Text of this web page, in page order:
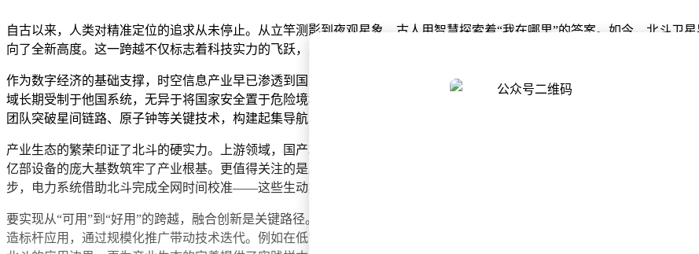
宁波二手手机选购指南：八年从业者揭秘实力平台，教你避开陷阱选好机
自古以来，人类对精准定位的追求从未停止。从立竿测影到夜观星象，古人用智慧探索着“我在哪里”的答案。如今，北斗卫
向了全新高度。这一跨越不仅标志着科技实力的飞跃，更折射出国家对时空信息自主权的战略坚守。
作为数字经济的基础支撑，时空信息产业早已渗透到国家命脉的方方面面。电力网络的稳定运行、金融系统的精准授时、交
域长期受制于他国系统，无异于将国家安全置于危险境地。正是基于这样的清醒认知，中国用30余年时间走出了一条自主
团队突破星间链路、原子钟等关键技术，构建起集导航、通信、遥感于一体的特色体系。
产业生态的繁荣印证了北斗的硬实力。上游领域，国产芯片在性能与功耗上比肩国际顶尖水平，自主化率显著提升；终端市
亿部设备的庞大基数筑牢了产业根基。更值得关注的是应用场景的深度拓展：共享单车的电子围栏精准约束停放区域，外卖
步，电力系统借助北斗完成全网时间校准——这些生动案例表明，北斗正从“天边”走向“身边”，将科技优势转化为实实在在的
要实现从“可用”到“好用”的跨越，融合创新是关键路径。一方面需推动卫星导航与5G、惯性导航、室内定位等技术的深度
造标杆应用，通过规模化推广带动技术迭代。例如在低空经济领域，北斗可为无人机提供亚米级定位服务；在应急管理中，